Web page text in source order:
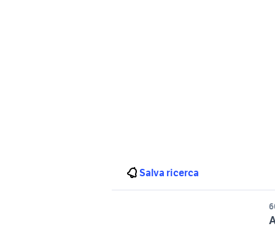
Salva ricerca